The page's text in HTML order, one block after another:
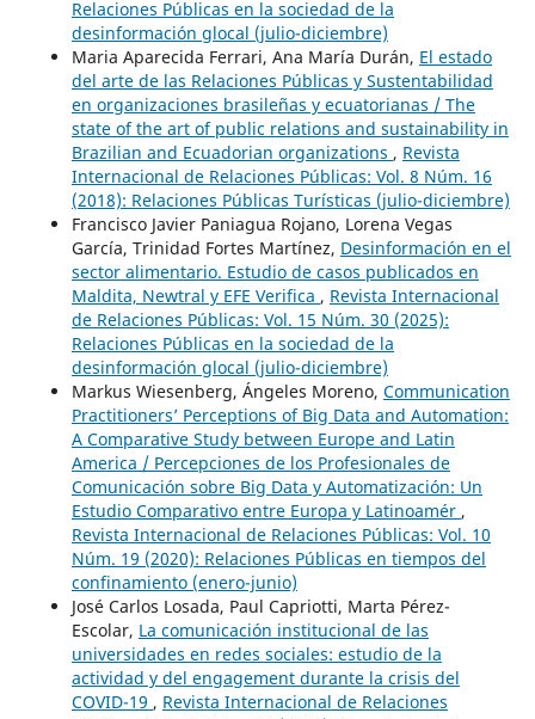
Relaciones Públicas en la sociedad de la
desinformación glocal (julio-diciembre)
Maria Aparecida Ferrari, Ana María Durán, El estado
del arte de las Relaciones Públicas y Sustentabilidad
en organizaciones brasileñas y ecuatorianas / The
state of the art of public relations and sustainability in
Brazilian and Ecuadorian organizations , Revista
Internacional de Relaciones Públicas: Vol. 8 Núm. 16
(2018): Relaciones Públicas Turísticas (julio-diciembre)
Francisco Javier Paniagua Rojano, Lorena Vegas
García, Trinidad Fortes Martínez, Desinformación en el
sector alimentario. Estudio de casos publicados en
Maldita, Newtral y EFE Verifica , Revista Internacional
de Relaciones Públicas: Vol. 15 Núm. 30 (2025):
Relaciones Públicas en la sociedad de la
desinformación glocal (julio-diciembre)
Markus Wiesenberg, Ángeles Moreno, Communication
Practitioners’ Perceptions of Big Data and Automation:
A Comparative Study between Europe and Latin
America / Percepciones de los Profesionales de
Comunicación sobre Big Data y Automatización: Un
Estudio Comparativo entre Europa y Latinoamér ,
Revista Internacional de Relaciones Públicas: Vol. 10
Núm. 19 (2020): Relaciones Públicas en tiempos del
confinamiento (enero-junio)
José Carlos Losada, Paul Capriotti, Marta Pérez-
Escolar, La comunicación institucional de las
universidades en redes sociales: estudio de la
actividad y del engagement durante la crisis del
COVID-19 , Revista Internacional de Relaciones